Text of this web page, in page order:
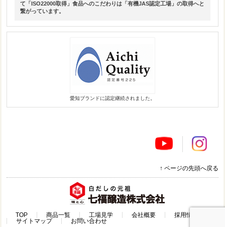
て「ISO22000取得」食品へのこだわりは「有機JAS認定工場」の取得へと
繋がっています。
愛知ブランドに認定継続されました。
↑ ページの先頭へ戻る
TOP 商品一覧 工場見学 会社概要
採用情報
サイトマップ
お問い合わせ